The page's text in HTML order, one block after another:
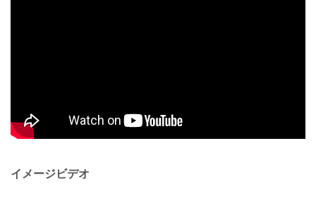
イメージビデオ